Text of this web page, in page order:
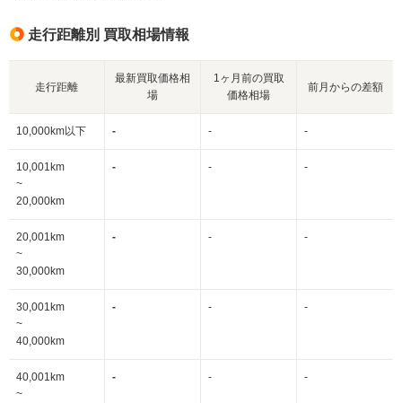
走行距離別 買取相場情報
走行距離
最新買取価格相
場
1ヶ月前の買取
価格相場
前月からの差額
10,000km以下 - - -
10,001km
~
20,000km
- - -
20,001km
~
30,000km
- - -
30,001km
~
40,000km
- - -
40,001km
~
- - -